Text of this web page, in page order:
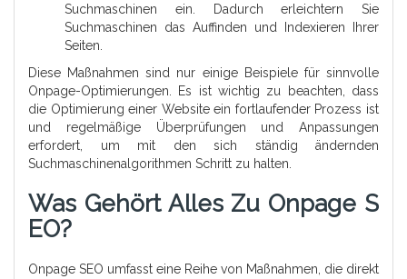
Suchmaschinen ein. Dadurch erleichtern Sie
Suchmaschinen das Auffinden und Indexieren Ihrer
Seiten.
Diese Maßnahmen sind nur einige Beispiele für sinnvolle
Onpage-Optimierungen. Es ist wichtig zu beachten, dass
die Optimierung einer Website ein fortlaufender Prozess ist
und regelmäßige Überprüfungen und Anpassungen
erfordert, um mit den sich ständig ändernden
Suchmaschinenalgorithmen Schritt zu halten.
Was Gehört Alles Zu Onpage S
EO?
Onpage SEO umfasst eine Reihe von Maßnahmen, die direkt